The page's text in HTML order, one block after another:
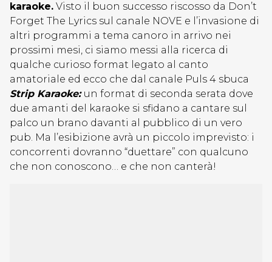
karaoke. Visto il buon successo riscosso da Don’t
Forget The Lyrics sul canale NOVE e l’invasione di
altri programmi a tema canoro in arrivo nei
prossimi mesi, ci siamo messi alla ricerca di
qualche curioso format legato al canto
amatoriale ed ecco che dal canale Puls 4 sbuca
Strip Karaoke: un format di seconda serata dove
due amanti del karaoke si sfidano a cantare sul
palco un brano davanti al pubblico di un vero
pub. Ma l’esibizione avrà un piccolo imprevisto: i
concorrenti dovranno “duettare” con qualcuno
che non conoscono… e che non canterà!